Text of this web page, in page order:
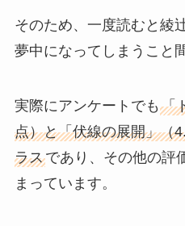
そのため、一度読むと綾
夢中になってしまうこと
実際にアンケートでも 「
点）と「伏線の展開」（
ラスであり、その他の評
まっています。